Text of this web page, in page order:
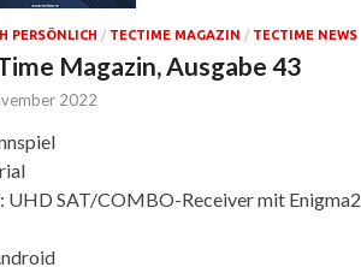
PERSÖNLICH / TECTIME MAGAZIN / TECTIME NEWS
Magazin, Ausgabe 43
2022
UHD SAT/COMBO-Receiver mit Enigma2